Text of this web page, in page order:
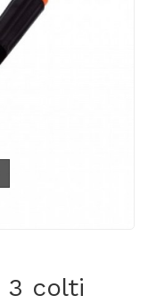
3 colti